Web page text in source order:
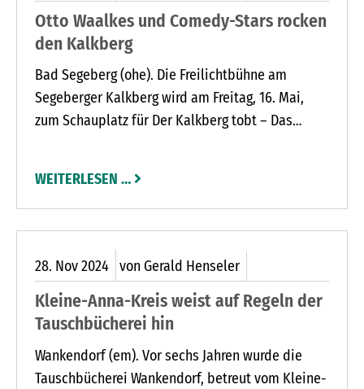
Otto Waalkes und Comedy-Stars rocken
den Kalkberg
Bad Segeberg (ohe). Die Freilichtbühne am
Segeberger Kalkberg wird am Freitag, 16. Mai,
zum Schauplatz für Der Kalkberg tobt – Das
bester Unterhaltung erwartet die Besucher.
WEITERLESEN …
28. Nov2024 von Gerald Henseler
Kleine-Anna-Kreis weist auf Regeln der
Tauschbücherei hin
Wankendorf (em). Vor sechs Jahren wurde die
Tauschbücherei Wankendorf, betreut vom Kleine-